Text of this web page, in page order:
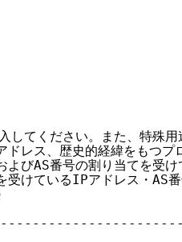
てください。また、特殊用
レス、歴史的経緯をもつプ
びAS番号の割り当てを受け
けているIPアドレス・AS番